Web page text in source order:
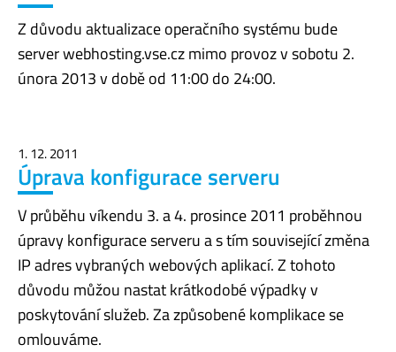
Z důvodu aktualizace operačního systému bude
server webhosting.vse.cz mimo provoz v sobotu 2.
února 2013 v době od 11:00 do 24:00.
1. 12. 2011
Úprava konfigurace serveru
V průběhu víkendu 3. a 4. prosince 2011 proběhnou
úpravy konfigurace serveru a s tím související změna
IP adres vybraných webových aplikací. Z tohoto
důvodu můžou nastat krátkodobé výpadky v
poskytování služeb. Za způsobené komplikace se
omlouváme.